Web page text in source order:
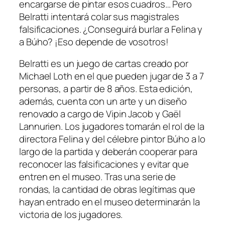
encargarse de pintar esos cuadros… Pero
Belratti intentará colar sus magistrales
falsificaciones. ¿Conseguirá burlar a Felina y
a Búho? ¡Eso depende de vosotros!
Belratti es un juego de cartas creado por
Michael Loth en el que pueden jugar de 3 a 7
personas, a partir de 8 años. Esta edición,
además, cuenta con un arte y un diseño
renovado a cargo de Vipin Jacob y Gaël
Lannurien. Los jugadores tomarán el rol de la
directora Felina y del célebre pintor Búho a lo
largo de la partida y deberán cooperar para
reconocer las falsificaciones y evitar que
entren en el museo. Tras una serie de
rondas, la cantidad de obras legítimas que
hayan entrado en el museo determinarán la
victoria de los jugadores.